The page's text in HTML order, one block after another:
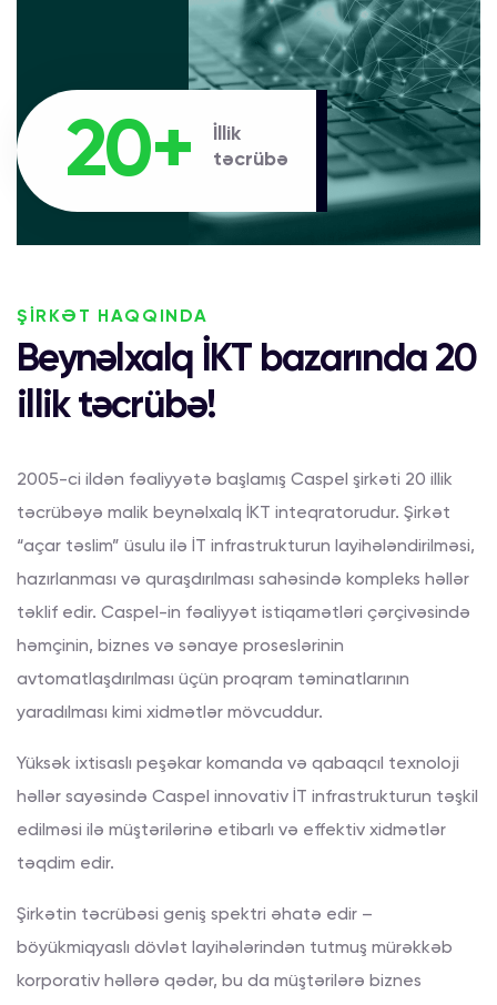
20+
İllik
təcrübə
ŞİRKƏT HAQQINDA
Beynəlxalq İKT bazarında 20
illik təcrübə!
2005-ci ildən fəaliyyətə başlamış Caspel şirkəti 20 illik
təcrübəyə malik beynəlxalq İKT inteqratorudur. Şirkət
“açar təslim” üsulu ilə İT infrastrukturun layihələndirilməsi,
hazırlanması və quraşdırılması sahəsində kompleks həllər
təklif edir. Caspel-in fəaliyyət istiqamətləri çərçivəsində
həmçinin, biznes və sənaye proseslərinin
avtomatlaşdırılması üçün proqram təminatlarının
yaradılması kimi xidmətlər mövcuddur.
Yüksək ixtisaslı peşəkar komanda və qabaqcıl texnoloji
həllər sayəsində Caspel innovativ İT infrastrukturun təşkil
edilməsi ilə müştərilərinə etibarlı və effektiv xidmətlər
təqdim edir.
Şirkətin təcrübəsi geniş spektri əhatə edir –
böyükmiqyaslı dövlət layihələrindən tutmuş mürəkkəb
korporativ həllərə qədər, bu da müştərilərə biznes